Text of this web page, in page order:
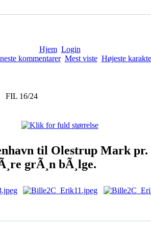
Hjem Login
kommentarer Mest viste Højeste
FIL 16/24
til Olestrup Mark
grÃ¸n bÃ¸lge.